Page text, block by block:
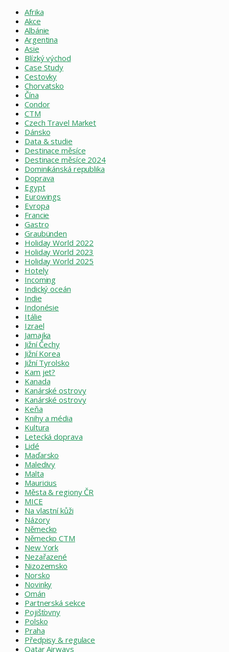
Afrika
Akce
Albánie
Argentina
Asie
Blízký východ
Case Study
Cestovky
Chorvatsko
Čína
Condor
CTM
Czech Travel Market
Dánsko
Data & studie
Destinace měsíce
Destinace měsíce 2024
Dominikánská republika
Doprava
Egypt
Eurowings
Evropa
Francie
Gastro
Graubünden
Holiday World 2022
Holiday World 2023
Holiday World 2025
Hotely
Incoming
Indický oceán
Indie
Indonésie
Itálie
Izrael
Jamajka
Jižní Čechy
Jižní Korea
Jižní Tyrolsko
Kam jet?
Kanada
Kanárské ostrovy
Kanárské ostrovy
Keňa
Knihy a média
Kultura
Letecká doprava
Lidé
Maďarsko
Maledivy
Malta
Mauricius
Města & regiony ČR
MICE
Na vlastní kůži
Názory
Německo
Německo CTM
New York
Nezařazené
Nizozemsko
Norsko
Novinky
Omán
Partnerská sekce
Pojišťovny
Polsko
Praha
Předpisy & regulace
Qatar Airways